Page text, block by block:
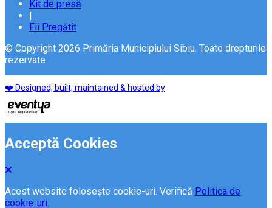
Kit de presă
Fii Pregătit
© Copyright 2026 Primăria Municipiului Sibiu. Toate drepturile
rezervate
❤️ Designed, built, maintained & hosted by
Acceptă Cookies
Acest website folosește cookie-uri. Verifică Politica de
cookie-uri